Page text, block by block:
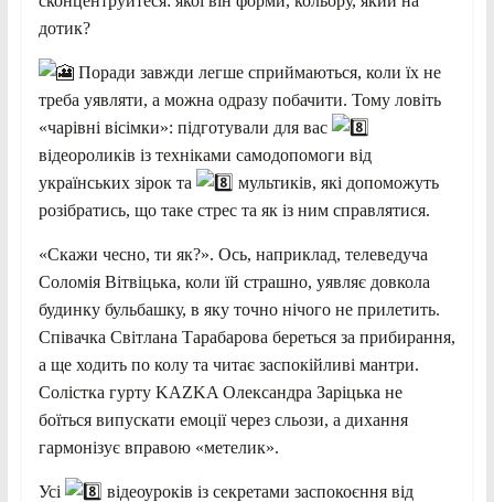
дотик?
Поради завжди легше сприймаються, коли їх не
треба уявляти, а можна одразу побачити. Тому ловіть
«чарівні вісімки»: підготували для вас
відеороликів із техніками самодопомоги від
українських зірок та
мультиків, які допоможуть
розібратись, що таке стрес та як із ним справлятися.
«Скажи чесно, ти як?». Ось, наприклад, телеведуча
Соломія Вітвіцька, коли їй страшно, уявляє довкола
будинку бульбашку, в яку точно нічого не прилетить.
Співачка Світлана Тарабарова береться за прибирання,
а ще ходить по колу та читає заспокійливі мантри.
Солістка гурту KAZKA Олександра Заріцька не
боїться випускати емоції через сльози, а дихання
гармонізує вправою «метелик».
Усі
відеоуроків із секретами заспокоєння від